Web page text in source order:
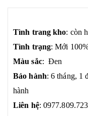
Tình trang kho: còn
Tình trạng: Mới
Màu sắc: Đen
Bảo hành: 6 tháng, 1
hành
Liên hệ: 0977.809.723